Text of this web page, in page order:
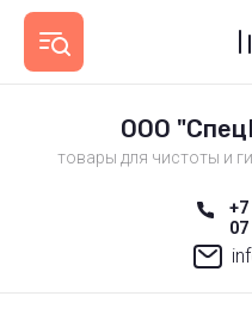
ООО
товары для чистоты и
07